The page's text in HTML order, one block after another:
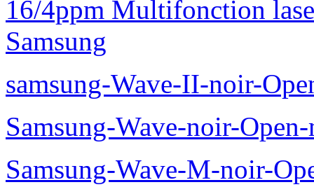
16/4ppm Multifonction
Samsung
samsung-Wave-II-noir-
Samsung-Wave-noir-
Samsung-Wave-M-noir-